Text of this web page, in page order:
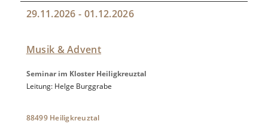
29.11.2026 - 01.12.2026
Musik & Advent
Seminar im Kloster Heiligkreuztal
Leitung: Helge Burggrabe
88499 Heiligkreuztal